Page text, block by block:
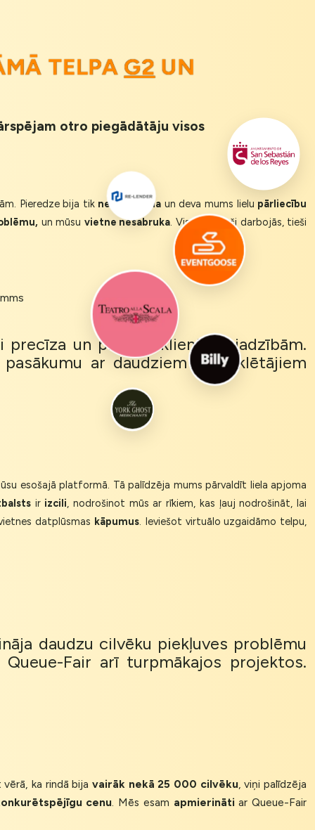
TELPAG2UN
otro piegādātāju visos
Pieredze bija tik nevainojama un deva mums lielu pārliecību
un mūsu vietne nesabruka. Viss vienkārši darbojās, tieši
precīza un precīza klientu vajadzībām.
ar daudziem apmeklētājiem
esošajā platformā. Tā palīdzēja mums pārvaldīt liela apjoma
ir izcili, nodrošinot mūs ar rīkiem, kas ļauj nodrošināt, lai
datplūsmas kāpumus. Ieviešot virtuālo uzgaidāmo telpu,
daudzu cilvēku piekļuves problēmu
Fair arī turpmākajos projektos.
vērā, ka rindā bijavairāk nekā 25 000 cilvēku, viņi palīdzēja
cenu. Mēs esam apmierināti ar Queue-Fair